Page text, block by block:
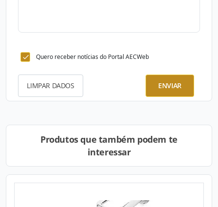
Quero receber notícias do Portal AECWeb
LIMPAR DADOS ENVIAR
Produtos que também podem te
interessar